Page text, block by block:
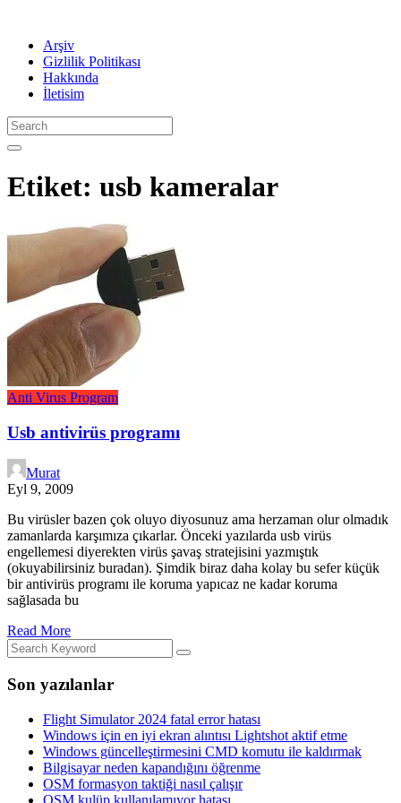
Arşiv
Gizlilik Politikası
Hakkında
İletisim
Etiket: usb kameralar
Anti Virus Program
Usb antivirüs programı
Murat
Eyl 9, 2009
Bu virüsler bazen çok oluyo diyosunuz ama herzaman olur olmadık
zamanlarda karşımıza çıkarlar. Önceki yazılarda usb virüs
engellemesi diyerekten virüs şavaş stratejisini yazmıştık
(okuyabilirsiniz buradan). Şimdik biraz daha kolay bu sefer küçük
bir antivirüs programı ile koruma yapıcaz ne kadar koruma
sağlasada bu
Read More
Son yazılanlar
Flight Simulator 2024 fatal error hatası
Windows için en iyi ekran alıntısı Lightshot aktif etme
Windows güncelleştirmesini CMD komutu ile kaldırmak
Bilgisayar neden kapandığını öğrenme
OSM formasyon taktiği nasıl çalışır
OSM kulüp kullanılamıyor hatası